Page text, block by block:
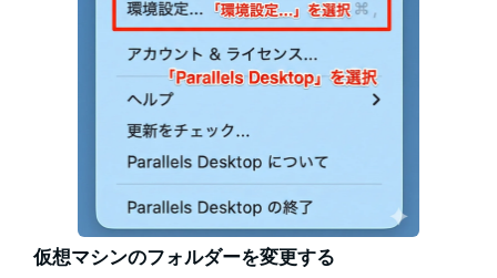
仮想マシンのフォルダーを変更する